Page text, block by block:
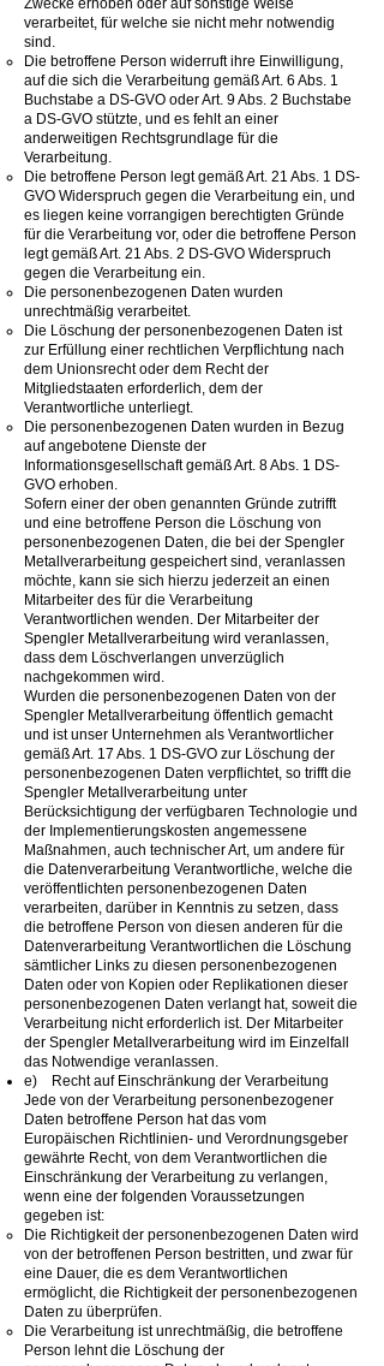
Zwecke erhoben oder auf sonstige Weise
verarbeitet, für welche sie nicht mehr notwendig
sind.
Die betroffene Person widerruft ihre Einwilligung,
auf die sich die Verarbeitung gemäß Art. 6 Abs. 1
Buchstabe a DS-GVO oder Art. 9 Abs. 2 Buchstabe
a DS-GVO stützte, und es fehlt an einer
anderweitigen Rechtsgrundlage für die
Verarbeitung.
Die betroffene Person legt gemäß Art. 21 Abs. 1 DS-
GVO Widerspruch gegen die Verarbeitung ein, und
es liegen keine vorrangigen berechtigten Gründe
für die Verarbeitung vor, oder die betroffene Person
legt gemäß Art. 21 Abs. 2 DS-GVO Widerspruch
gegen die Verarbeitung ein.
Die personenbezogenen Daten wurden
unrechtmäßig verarbeitet.
Die Löschung der personenbezogenen Daten ist
zur Erfüllung einer rechtlichen Verpflichtung nach
dem Unionsrecht oder dem Recht der
Mitgliedstaaten erforderlich, dem der
Verantwortliche unterliegt.
Die personenbezogenen Daten wurden in Bezug
auf angebotene Dienste der
Informationsgesellschaft gemäß Art. 8 Abs. 1 DS-
GVO erhoben.
Sofern einer der oben genannten Gründe zutrifft
und eine betroffene Person die Löschung von
personenbezogenen Daten, die bei der Spengler
Metallverarbeitung gespeichert sind, veranlassen
möchte, kann sie sich hierzu jederzeit an einen
Mitarbeiter des für die Verarbeitung
Verantwortlichen wenden. Der Mitarbeiter der
Spengler Metallverarbeitung wird veranlassen,
dass dem Löschverlangen unverzüglich
nachgekommen wird.
Wurden die personenbezogenen Daten von der
Spengler Metallverarbeitung öffentlich gemacht
und ist unser Unternehmen als Verantwortlicher
gemäß Art. 17 Abs. 1 DS-GVO zur Löschung der
personenbezogenen Daten verpflichtet, so trifft die
Spengler Metallverarbeitung unter
Berücksichtigung der verfügbaren Technologie und
der Implementierungskosten angemessene
Maßnahmen, auch technischer Art, um andere für
die Datenverarbeitung Verantwortliche, welche die
veröffentlichten personenbezogenen Daten
verarbeiten, darüber in Kenntnis zu setzen, dass
die betroffene Person von diesen anderen für die
Datenverarbeitung Verantwortlichen die Löschung
sämtlicher Links zu diesen personenbezogenen
Daten oder von Kopien oder Replikationen dieser
personenbezogenen Daten verlangt hat, soweit die
Verarbeitung nicht erforderlich ist. Der Mitarbeiter
der Spengler Metallverarbeitung wird im Einzelfall
das Notwendige veranlassen.
e) Recht auf Einschränkung der Verarbeitung
Jede von der Verarbeitung personenbezogener
Daten betroffene Person hat das vom
Europäischen Richtlinien- und Verordnungsgeber
gewährte Recht, von dem Verantwortlichen die
Einschränkung der Verarbeitung zu verlangen,
wenn eine der folgenden Voraussetzungen
gegeben ist:
Die Richtigkeit der personenbezogenen Daten wird
von der betroffenen Person bestritten, und zwar für
eine Dauer, die es dem Verantwortlichen
ermöglicht, die Richtigkeit der personenbezogenen
Daten zu überprüfen.
Die Verarbeitung ist unrechtmäßig, die betroffene
Person lehnt die Löschung der